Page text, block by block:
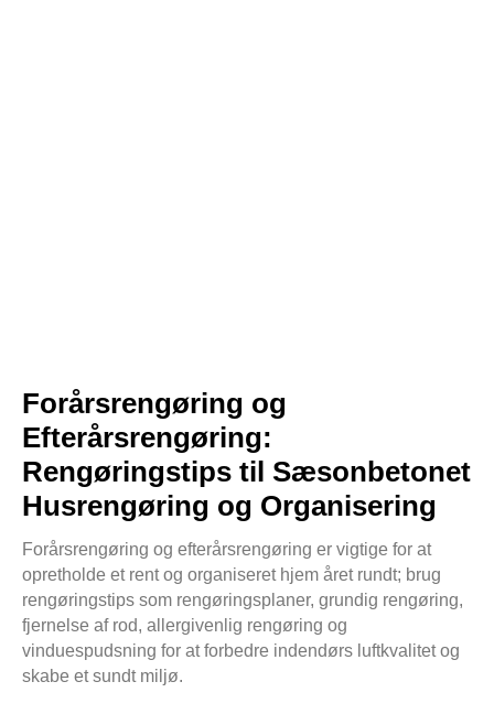
Forårsrengøring og
Efterårsrengøring:
Rengøringstips til Sæsonbetonet
Husrengøring og Organisering
Forårsrengøring og efterårsrengøring er vigtige for at
opretholde et rent og organiseret hjem året rundt; brug
rengøringstips som rengøringsplaner, grundig rengøring,
fjernelse af rod, allergivenlig rengøring og
vinduespudsning for at forbedre indendørs luftkvalitet og
skabe et sundt miljø.